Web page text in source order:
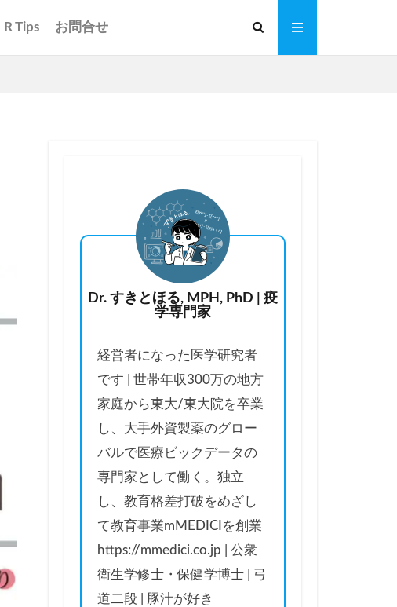
R Tips お問合せ
Dr. すきとほる, MPH, PhD | 疫
学専門家
経営者になった医学研究者
です | 世帯年収300万の地方
家庭から東大/東大院を卒業
し、大手外資製薬のグロー
バルで医療ビックデータの
専門家として働く。独立
し、教育格差打破をめざし
て教育事業mMEDICIを創業
https://mmedici.co.jp | 公衆
衛生学修士・保健学博士 | 弓
道二段 | 豚汁が好き